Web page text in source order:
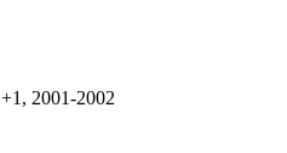
+1, 2001-2002